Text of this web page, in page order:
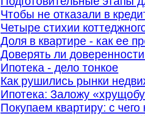
Чтобы не отказали в
Четыре стихии
Доля в квартире - как ее
Доверять ли
Ипотека - дело тонкое
Как рушились рынки
Ипотека: Заложу
Покупаем квартиру: с чего